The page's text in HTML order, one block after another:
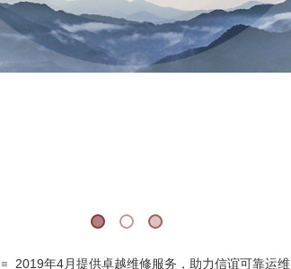
≡ 2019年4月提供卓越维修服务，助力信谊可靠运维